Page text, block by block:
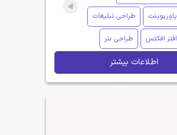
پاورپوینت طراحی تبلیغات
افتر افکتس طراحی بنر
اطلاعات بیشتر